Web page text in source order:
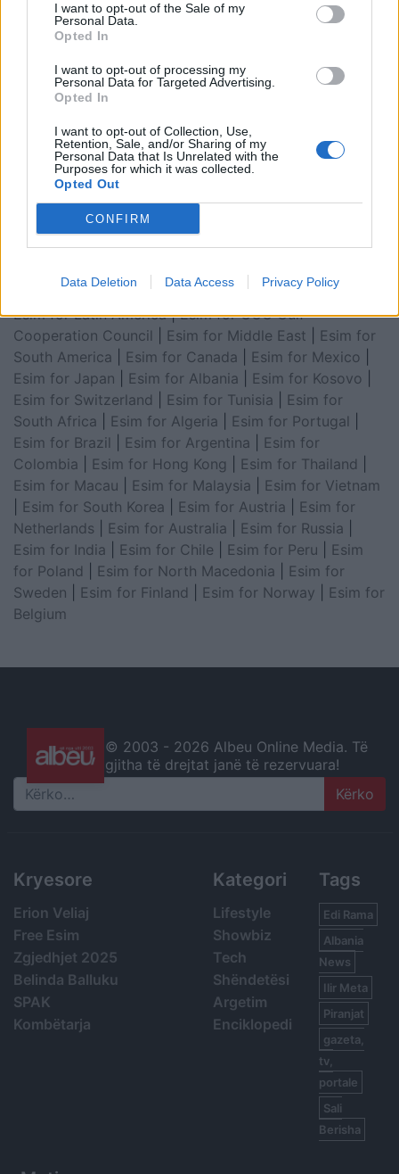
I want to opt-out of the Sale of my
Personal Data.
Opted In
I want to opt-out of processing my
Personal Data for Targeted Advertising.
Opted In
I want to opt-out of Collection, Use,
Retention, Sale, and/or Sharing of my
Personal Data that Is Unrelated with the
Purposes for which it was collected.
Opted Out
CONFIRM
Data Deletion Data Access Privacy Policy
Esim for Global|Esim for Europe|Esim for Caribbean
Esim for USA|
for Turkey|Esim for Germany|Esim for Greece|Esim
for Asia
Esim for World Cup 2026
Arabia|Esim for Egypt|Esim for United Arab
Esim for Balkans Esim for Morocco
Esim for United Kingdom Esim for Africa
Esim for Latin America|Esim for GCC Gulf
Cooperation Council
Esim for Middle East
Esim for
South America
Esim for Canada Esim for Mexico
Esim for Japan
Esim for Albania Esim for Kosovo
Esim for Switzerland
Esim for Tunisia
Esim for
South Africa
Esim for Algeria Esim for Portugal
Esim for Brazil
Esim for Argentina
Esim for
Colombia
Esim for Hong Kong Esim for Thailand
Esim for Macau
Esim for Malaysia
Esim for Vietnam
Esim for South Korea Esim for Austria
Esim for
Netherlands
Esim for Australia Esim for Russia
Esim for India
Esim for Chile Esim for Peru
Esim
for Poland
Esim for North Macedonia
Esim for
Sweden
Esim for Finland Esim for Norway
Esim for
Belgium
© 2003 - 2026 Albeu Online Media. Të
gjitha të drejtat janë të rezervuara!
Search
Kryesore
Erion Veliaj
Free Esim
Zgjedhjet 2025
Belinda Balluku
SPAK
Kombëtarja
Kategori
Lifestyle
Showbiz
Tech
Shëndetësi
Argetim
Enciklopedi
Tags
Edi Rama
Albania
News
Ilir Meta
Piranjat
gazeta,
tv,
portale
Sali
Berisha